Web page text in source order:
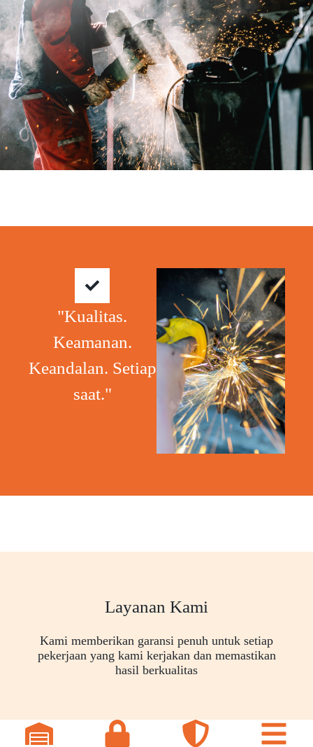
"Kualitas.
Keamanan.
Keandalan. Setiap
saat."
Layanan Kami
Kami memberikan garansi penuh untuk setiap
pekerjaan yang kami kerjakan dan memastikan
hasil berkualitas